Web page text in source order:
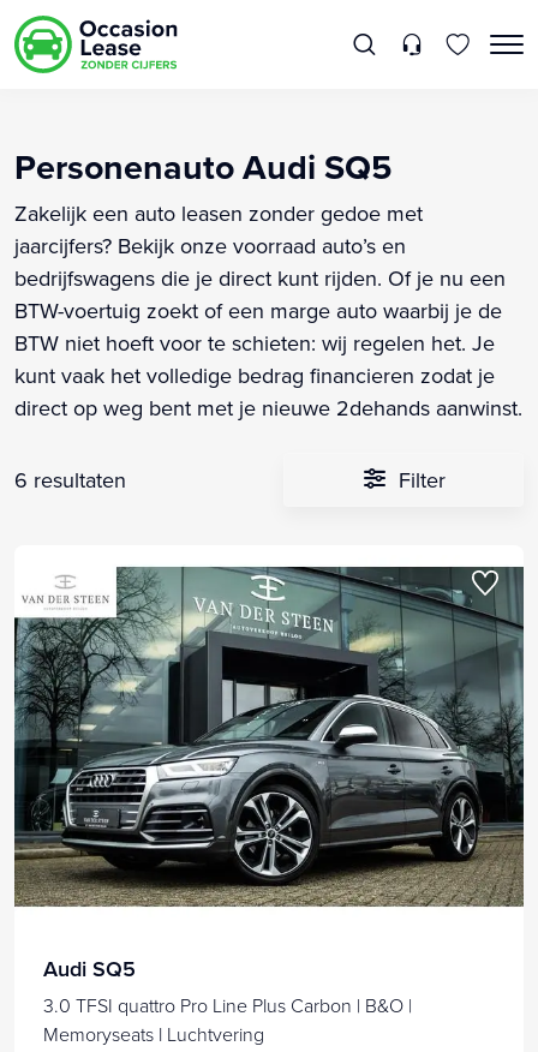
Personenauto Audi SQ5
Zakelijk een auto leasen zonder gedoe met
jaarcijfers? Bekijk onze voorraad auto’s en
bedrijfswagens die je direct kunt rijden. Of je nu een
BTW-voertuig zoekt of een marge auto waarbij je de
BTW niet hoeft voor te schieten: wij regelen het. Je
kunt vaak het volledige bedrag financieren zodat je
direct op weg bent met je nieuwe 2dehands aanwinst.
6 resultaten Filter
Audi SQ5
3.0 TFSI quattro Pro Line Plus Carbon | B&O |
Memoryseats l Luchtvering